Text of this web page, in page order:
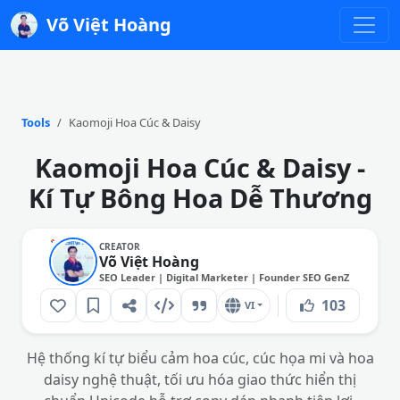
Võ Việt Hoàng
Tools Kaomoji Hoa Cúc & Daisy
Kaomoji Hoa Cúc & Daisy -
Kí Tự Bông Hoa Dễ Thương
CREATOR
Võ Việt Hoàng
SEO Leader | Digital Marketer | Founder SEO GenZ
VI 103
Hệ thống kí tự biểu cảm hoa cúc, cúc họa mi và hoa
daisy nghệ thuật, tối ưu hóa giao thức hiển thị